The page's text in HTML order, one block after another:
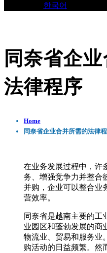
한국어
同奈省企
法律程序
Home
同奈省企业合并所需的法律
在业务发展过程中，许
务、增强竞争力并整合
并购，企业可以整合业
营效率。
同奈省是越南主要的工
业园区和蓬勃发展的商
物流业、贸易和服务业
购活动的日益频繁。然